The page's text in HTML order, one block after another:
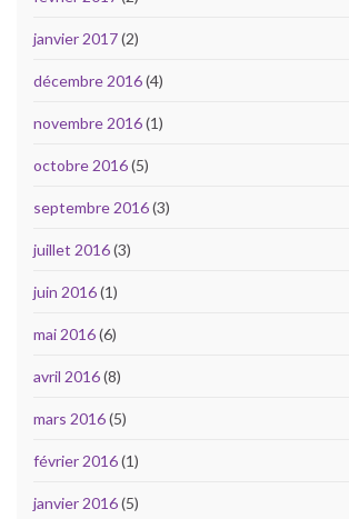
janvier 2017(2)
décembre 2016(4)
novembre 2016(1)
octobre 2016(5)
septembre 2016(3)
juillet 2016(3)
juin 2016(1)
mai 2016(6)
avril 2016(8)
mars 2016(5)
février 2016(1)
janvier 2016(5)